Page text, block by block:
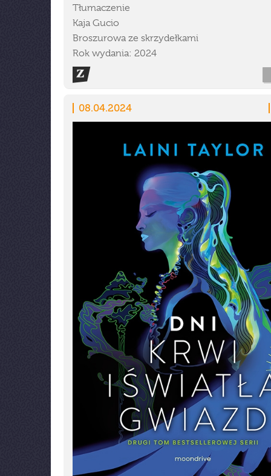
Tłumaczenie
Kaja Gucio
Broszurowa ze skrzydełkami
Rok wydania: 2024
08.04.2024